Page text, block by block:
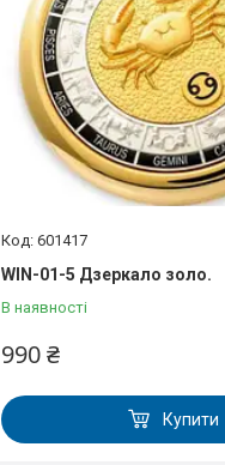
601417
WIN-01-5 Дзеркало золо.
В наявності
990 ₴
Купити